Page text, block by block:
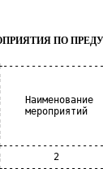
ПО
Наименование
¦         2